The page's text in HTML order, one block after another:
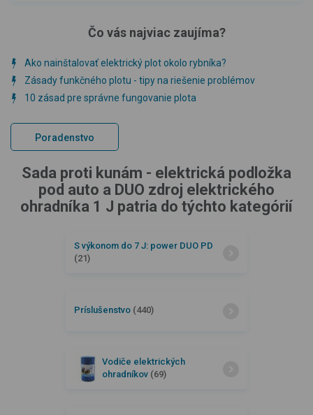
Čo vás najviac zaujíma?
Ako nainštalovať elektrický plot okolo rybníka?
Zásady funkčného plotu - tipy na riešenie problémov
10 zásad pre správne fungovanie plota
Poradenstvo
Sada proti kunám - elektrická podložka
pod auto a DUO zdroj elektrického
ohradníka 1 J patria do týchto kategórií
S výkonom do 7 J: power DUO PD
(21)
Príslušenstvo (440)
Vodiče elektrických
ohradníkov (69)